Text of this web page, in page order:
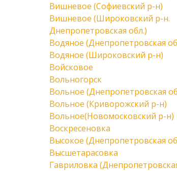
Вишневое (Софиевский р-н)
Вишневое (Широковский р-н.
Днепропетровская обл.)
Водяное (Днепропетровская
Водяное (Широковский р-н)
Войсковое
Вольногорск
Вольное (Днепропетровская
Вольное (Криворожский р-н)
Вольное(Новомосковский р-н)
Воскресеновка
Высокое (Днепропетровская
Высшетарасовка
Гавриловка